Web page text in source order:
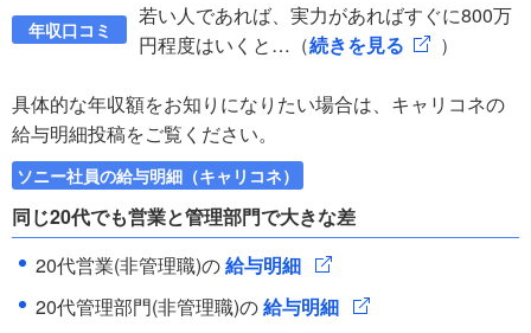
年収口コミ
若い人であれば、実力があればすぐに800万
円程度はいくと…（続きを見る ）
具体的な年収額をお知りになりたい場合は、キャリコネの
給与明細投稿をご覧ください。
ソニー社員の給与明細（キャリコネ）
同じ20代でも営業と管理部門で大きな差
20代営業(非管理職)の給与明細
20代管理部門(非管理職)の給与明細